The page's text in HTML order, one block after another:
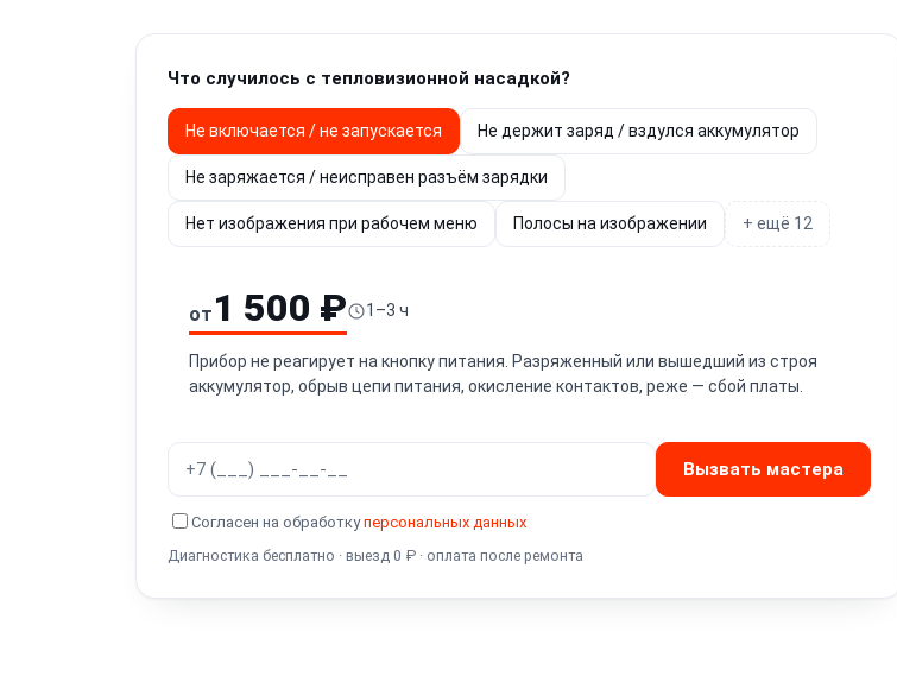
Что случилось с тепловизионной насадкой?
Не включается / не запускается Не держит заряд / вздулся аккумулятор
Не заряжается / неисправен разъём зарядки
Нет изображения при рабочем меню Полосы на изображении + ещё 12
от 1 500 ₽ 1–3 ч
Прибор не реагирует на кнопку питания. Разряженный или вышедший из строя
аккумулятор, обрыв цепи питания, окисление контактов, реже — сбой платы.
Вызвать мастера
Согласен на обработкуперсональных данных
Диагностика бесплатно · выезд 0 ₽ · оплата после ремонта